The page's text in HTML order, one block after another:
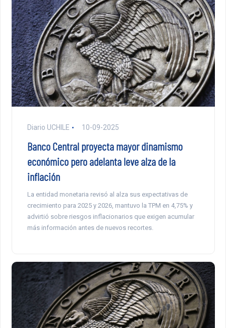
Diario UCHILE 10-09-2025
Banco Central proyecta mayor dinamismo
económico pero adelanta leve alza de la
inflación
La entidad monetaria revisó al alza sus expectativas de
crecimiento para 2025 y 2026, mantuvo la TPM en 4,75% y
advirtió sobre riesgos inflacionarios que exigen acumular
más información antes de nuevos recortes.